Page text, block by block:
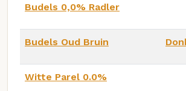
Budels 0,0% Radler
Budels Oud Bruin
Witte Parel 0.0%